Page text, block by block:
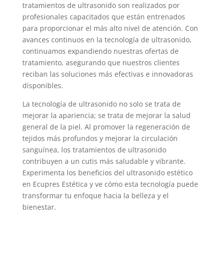
tratamientos de ultrasonido son realizados por
profesionales capacitados que están entrenados
para proporcionar el más alto nivel de atención. Con
avances continuos en la tecnología de ultrasonido,
continuamos expandiendo nuestras ofertas de
tratamiento, asegurando que nuestros clientes
reciban las soluciones más efectivas e innovadoras
disponibles.
La tecnología de ultrasonido no solo se trata de
mejorar la apariencia; se trata de mejorar la salud
general de la piel. Al promover la regeneración de
tejidos más profundos y mejorar la circulación
sanguínea, los tratamientos de ultrasonido
contribuyen a un cutis más saludable y vibrante.
Experimenta los beneficios del ultrasonido estético
en Ecupres Estética y ve cómo esta tecnología puede
transformar tu enfoque hacia la belleza y el
bienestar.